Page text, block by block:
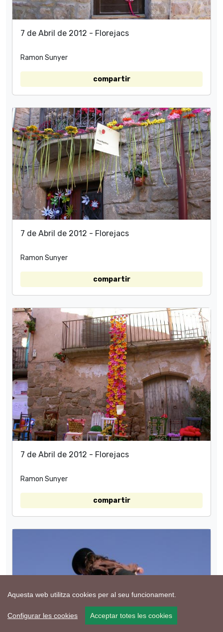
Aquesta web utilitza cookies per al seu funcionament.
Configurar les cookies Acceptar totes les cookies
7 de Abril de 2012 - Florejacs
Ramon Sunyer
compartir
7 de Abril de 2012 - Florejacs
Ramon Sunyer
compartir
7 de Abril de 2012 - Florejacs
Ramon Sunyer
compartir